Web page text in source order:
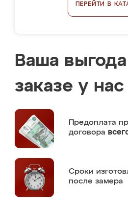
ПЕРЕЙТИ В
Ваша
заказе у нас
Предоплата
договора
Сроки
после замера